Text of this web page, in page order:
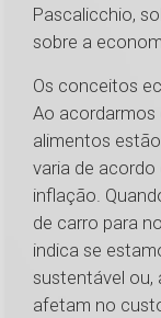
Pascalicchio,
sobre a
Os conceitos
Ao
alimentos
varia de
inflação.
de carro para
indica se
sustentável ou,
afetam no